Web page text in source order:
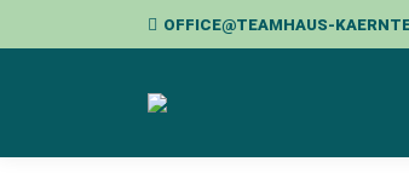
OFFICE@TEAMHAUS-